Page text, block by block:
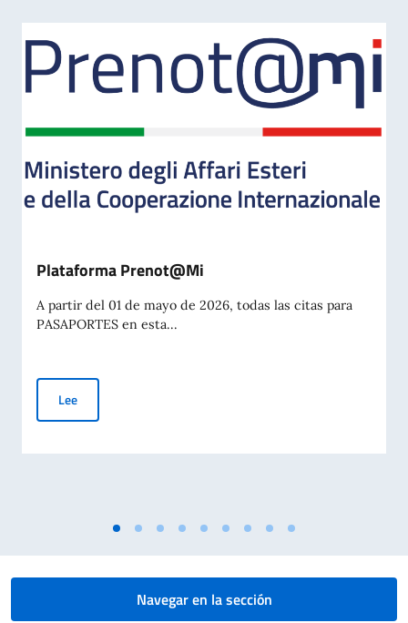
Plataforma Prenot@Mi
A partir del 01 de mayo de 2026, todas las citas para
PASAPORTES en esta...
LeePlataforma Prenot@Mi
Navegar en la sección